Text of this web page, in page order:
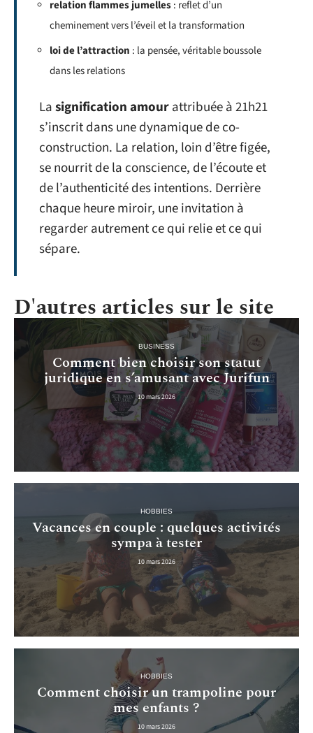
relation flammes jumelles: reflet d’un
cheminement vers l’éveil et la transformation
loi de l’attraction : la pensée, véritable boussole
dans les relations
Lasignification amourattribuée à 21h21
s’inscrit dans une dynamique de co-
construction. La relation, loin d’être figée,
se nourrit de la conscience, de l’écoute et
de l’authenticité des intentions. Derrière
chaque heure miroir, une invitation à
regarder autrement ce qui relie et ce qui
sépare.
D'autres articles sur le site
BUSINESS
Comment bien choisir son statut
juridique en s’amusant avec Jurifun
10 mars 2026
HOBBIES
Vacances en couple : quelques activités
sympa à tester
10 mars 2026
HOBBIES
Comment choisir un trampoline pour
mes enfants ?
10 mars 2026